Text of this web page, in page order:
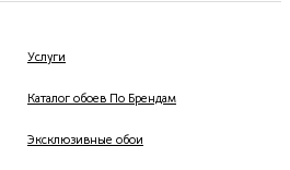
Услуги
Каталог обоев По Брендам
Эксклюзивные обои